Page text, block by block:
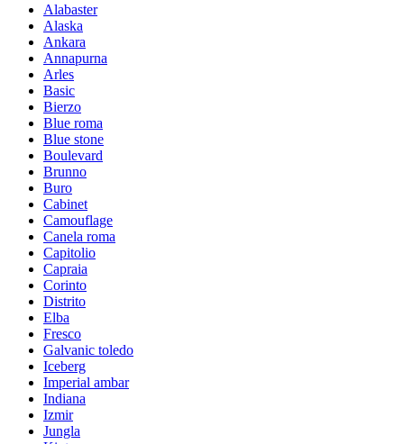
Alabaster
Alaska
Ankara
Annapurna
Arles
Basic
Bierzo
Blue roma
Blue stone
Boulevard
Brunno
Buro
Cabinet
Camouflage
Canela roma
Capitolio
Capraia
Corinto
Distrito
Elba
Fresco
Galvanic toledo
Iceberg
Imperial ambar
Indiana
Izmir
Jungla